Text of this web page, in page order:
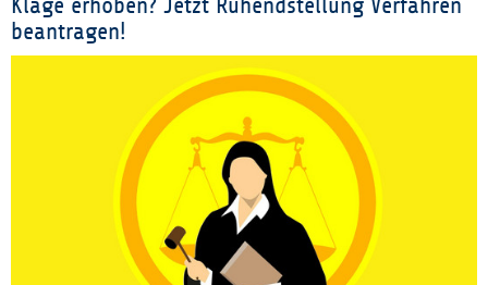
Klage erhoben? Jetzt Ruhendstellung Verfahren
beantragen!